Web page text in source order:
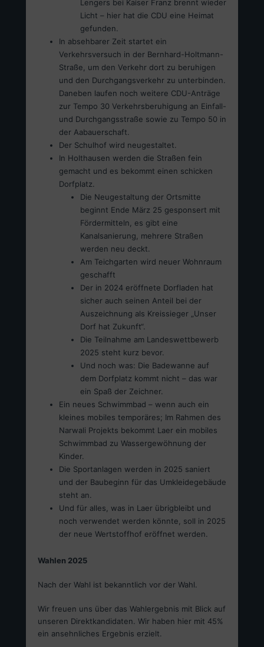
Lengers bei Kaiser Franz brennt wieder
Licht – hier hat die CDU eine Heimat
gefunden.
In absehbarer Zeit startet ein
Verkehrsversuch in der Bernhard-Holtmann-
Straße, um den Verkehr dort zu beruhigen
und den Durchgangsverkehr zu unterbinden.
Daneben laufen noch weitere CDU-Anträge
zur Tempo 30 Verkehrsberuhigung an Einfall-
und Durchgangsstraße sowie zu Tempo 50 in
der Aabauerschaft.
Der Schulhof wird neugestaltet.
In Holthausen werden die Straßen fein
gemacht und es bekommt einen schicken
Dorfplatz.
Die Neugestaltung der Ortsmitte
beginnt Ende März 25 gesponsert mit
Fördermitteln, es gibt eine
Kanalsanierung, mehrere Straßen
werden neu deckt.
Am Teichgarten wird neuer Wohnraum
geschafft
Der in 2024 eröffnete Dorfladen hat
sicher auch seinen Anteil bei der
Auszeichnung als Kreissieger „Unser
Dorf hat Zukunft“.
Die Teilnahme am Landeswettbewerb
2025 steht kurz bevor.
Und noch was: Die Badewanne auf
dem Dorfplatz kommt nicht – das war
ein Spaß der Zeichner.
Ein neues Schwimmbad – wenn auch ein
kleines mobiles temporäres; Im Rahmen des
Narwali Projekts bekommt Laer ein mobiles
Schwimmbad zu Wassergewöhnung der
Kinder.
Die Sportanlagen werden in 2025 saniert
und der Baubeginn für das Umkleidegebäude
steht an.
Und für alles, was in Laer übrigbleibt und
noch verwendet werden könnte, soll in 2025
der neue Wertstoffhof eröffnet werden.
Wahlen 2025
Nach der Wahl ist bekanntlich vor der Wahl.
Wir freuen uns über das Wahlergebnis mit Blick auf
unseren Direktkandidaten. Wir haben hier mit 45%
ein ansehnliches Ergebnis erzielt.